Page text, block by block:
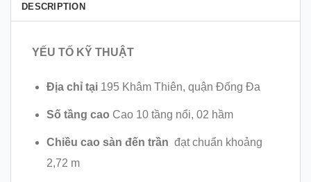
DESCRIPTION
YẾU TỐ KỸ THUẬT
Địa chỉ tại 195 Khâm Thiên, quận Đống Đa
Số tầng cao Cao 10 tầng nổi, 02 hầm
Chiều cao sàn đến trần đạt chuẩn khoảng
2,72 m